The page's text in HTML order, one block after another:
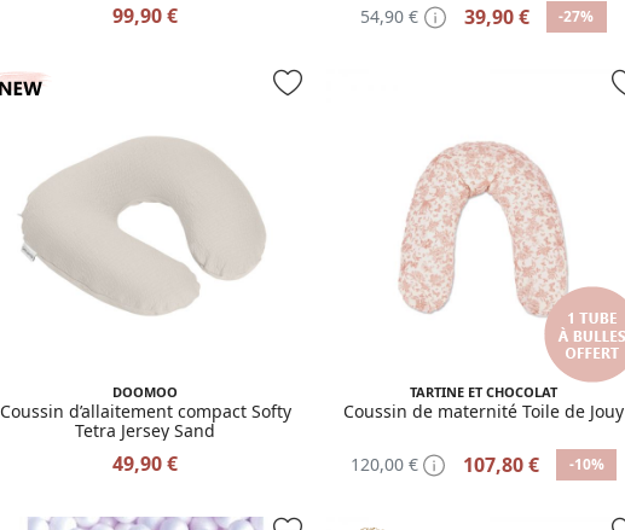
99,90 €
54,90 €
39,90 € -27%
DOOMOO
Coussin d’allaitement compact Softy
Tetra Jersey Sand
49,90 €
TARTINE ET CHOCOLAT
Coussin de maternité Toile de Jouy
120,00 € 107,80 € -10%